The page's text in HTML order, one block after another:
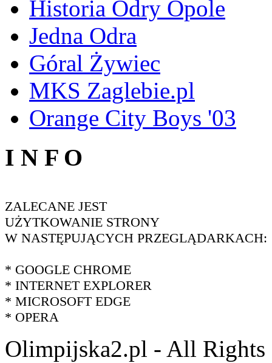
Historia Odry Opole
Jedna Odra
Góral Żywiec
MKS Zaglebie.pl
Orange City Boys '03
I N F O
ZALECANE JEST
UŻYTKOWANIE STRONY
W NASTĘPUJĄCYCH PRZEGLĄDARKACH:
* GOOGLE CHROME
* INTERNET EXPLORER
* MICROSOFT EDGE
* OPERA
Olimpijska2.pl - All Rights